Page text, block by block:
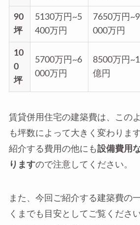
90
坪
5130万円~5
400万円
7650万円~9
000万円
10
0
坪
5700万円~6
000万円
8500万円~1
億円
賃貸併用住宅の建築費は、この
も坪数によって大きく変わりま
紹介する費用の他にも設備費用
りますので注意してください。
また、今回ご紹介する建築費の
くまでも目安としてご覧ください